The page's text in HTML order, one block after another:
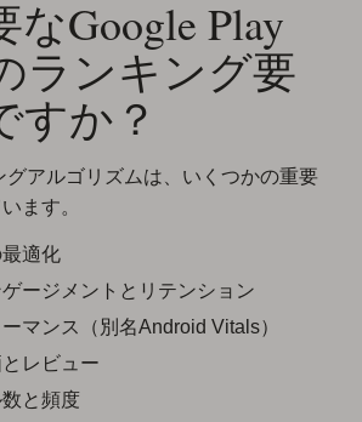
Google Play
ランキング要
すか？
グアルゴリズムは、いくつかの重要
ます。
適化
ージメントとリテンション
マンス（別名Android Vitals）
レビュー
と頻度